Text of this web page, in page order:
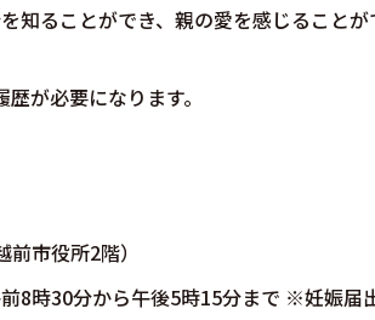
知ることができ、親の愛を感じることが
が必要になります。
市役所2階）
8時30分から午後5時15分まで ※妊娠届